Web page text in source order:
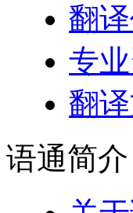
翻
专
翻
语通简介